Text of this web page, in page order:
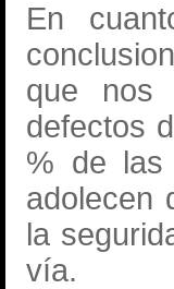
En
que nos
defectos
% de las
adolecen
la
vía.